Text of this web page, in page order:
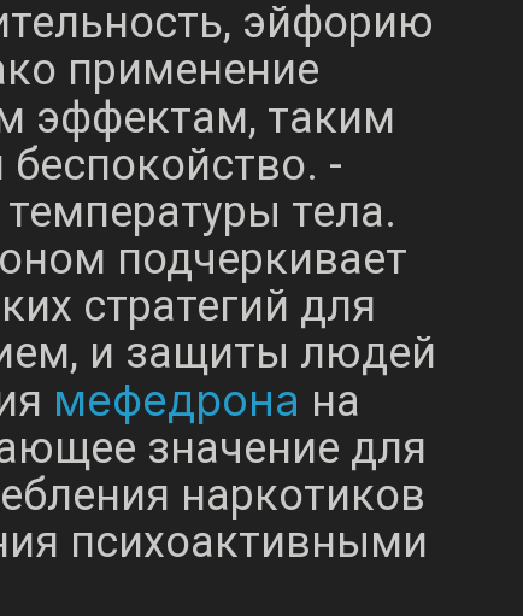
эйфорию
применение
эффектам, таким
-
тела.
подчеркивает
стратегий для
и защиты людей
мефедрона на
значение для
наркотиков
психоактивными